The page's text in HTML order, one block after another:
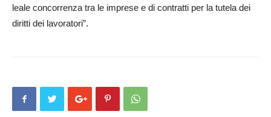
leale concorrenza tra le imprese e di contratti per la tutela dei
diritti dei lavoratori”.